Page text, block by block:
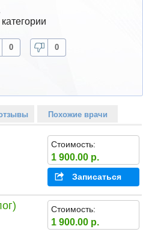
0 0
Похожие врачи
Стоимость:
1 900.00 р.
Записаться
Стоимость:
1 900.00 р.